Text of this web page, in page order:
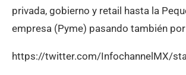
privada, gobierno y retail hasta la
empresa (Pyme) pasando también
https://twitter.com/InfochannelMX/